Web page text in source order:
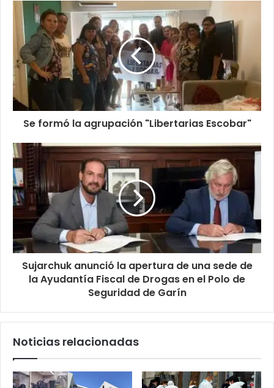
Se formó la agrupación "Libertarias Escobar"
Sujarchuk anunció la apertura de una sede de
la Ayudantía Fiscal de Drogas en el Polo de
Seguridad de Garín
Noticias relacionadas